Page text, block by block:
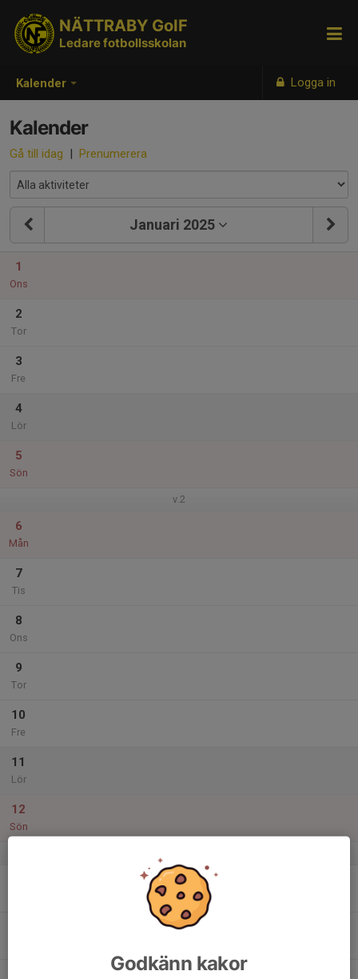
Kalender Logga in
NÄTTRABY GoIF
Ledare fotbollsskolan
Kalender
Gå till idag | Prenumerera
Januari 2025
1
Ons
2
Tor
3
Fre
4
Lör
5
Sön
v.2
6
Mån
7
Tis
8
Ons
9
Tor
10
Fre
11
Lör
12
Sön
Godkänn kakor